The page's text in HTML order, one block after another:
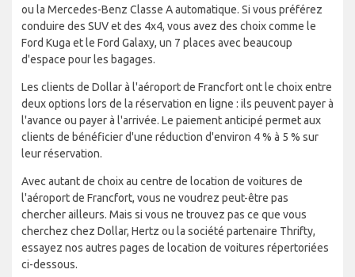
ou la Mercedes-Benz Classe A automatique. Si vous préférez
conduire des SUV et des 4x4, vous avez des choix comme le
Ford Kuga et le Ford Galaxy, un 7 places avec beaucoup
d'espace pour les bagages.
Les clients de Dollar à l'aéroport de Francfort ont le choix entre
deux options lors de la réservation en ligne : ils peuvent payer à
l'avance ou payer à l'arrivée. Le paiement anticipé permet aux
clients de bénéficier d'une réduction d'environ 4 % à 5 % sur
leur réservation.
Avec autant de choix au centre de location de voitures de
l'aéroport de Francfort, vous ne voudrez peut-être pas
chercher ailleurs. Mais si vous ne trouvez pas ce que vous
cherchez chez Dollar, Hertz ou la société partenaire Thrifty,
essayez nos autres pages de location de voitures répertoriées
ci-dessous.